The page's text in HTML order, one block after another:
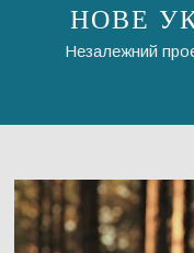
НОВЕ
Незалежний